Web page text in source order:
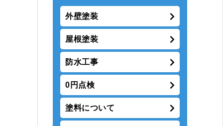
外壁塗装
屋根塗装
防水工事
0円点検
塗料について